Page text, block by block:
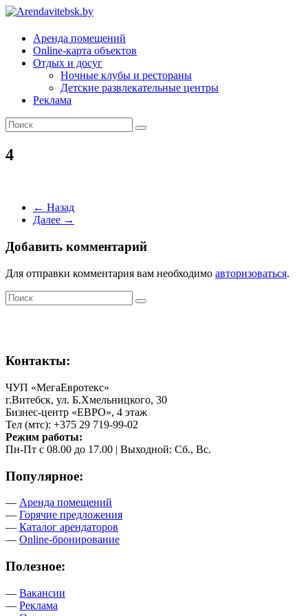
Arendavitebsk.by
Аренда помещений
Online-карта объектов
Отдых и досуг
Ночные клубы и рестораны
Детские развлекательные центры
Реклама
4
← Назад
Далее →
Добавить комментарий
Для отправки комментария вам необходимо авторизоваться.
Контакты:
ЧУП «МегаЕвротекс»
г.Витебск, ул. Б.Хмельницкого, 30
Бизнес-центр «ЕВРО», 4 этаж
Тел (мтс): +375 29 719-99-02
Режим работы:
Пн-Пт с 08.00 до 17.00 | Выходной: Сб., Вс.
Популярное:
— Аренда помещений
— Горячие предложения
— Каталог арендаторов
— Online-бронирование
Полезное:
— Вакансии
— Реклама